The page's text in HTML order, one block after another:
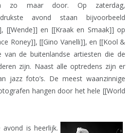
zo maar door. Op zaterdag,
avond staan bijvoorbeeld
[[Wende]] en [[Kraak en Smaak]] op
Roney]], [[Gino Vanelli]], en [[Kool &
van de buitenlandse artiesten die de
zijn. Naast alle optredens zijn er
jazz foto’s. De meest waanzinnige
hangen door het hele [[World
is heerlijk.